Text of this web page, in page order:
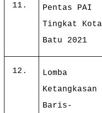
11.
Pentas PAI
Tingkat Kota
Batu 2021
12.
Lomba
Ketangkasan
Baris-